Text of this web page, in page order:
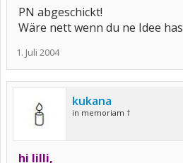
PN abgeschickt!
Wäre nett wenn du ne Idee
1. Juli 2004
kukana
in memoriam †
hi lilli,